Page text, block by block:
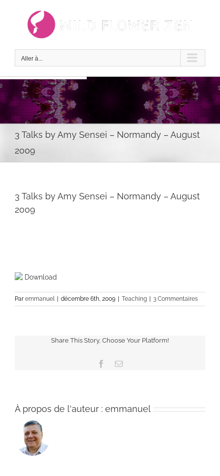
Aller à...
3 Talks by Amy Sensei – Normandy – August
2009
3 Talks by Amy Sensei – Normandy – August
2009
Download
Par emmanuel décembre 6th, 2009 Teaching 3 Commentaires
Share This Story, Choose Your Platform!
Facebook
Email
À propos de l'auteur : emmanuel